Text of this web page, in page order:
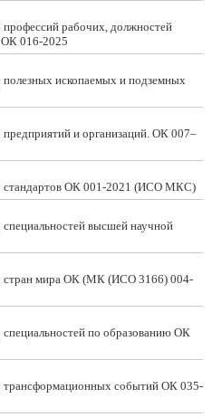
рабочих, должностей
ОК 016-2025
ископаемых и подземных
и организаций. ОК 007–
стандартов ОК 001-2021 (ИСО МКС)
высшей научной
стран мира ОК (МК (ИСО 3166) 004-
по образованию ОК
трансформационных событий ОК 035-